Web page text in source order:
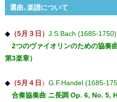
選曲､楽譜について
◆ （5月３日） J.S.Bach (1685-1750)
2つのヴァイオリンのための協奏
第3楽章）
◆ （5月４日 ） G.F.Handel (1685-
合奏協奏曲 ニ長調 Op. 6, No. 5,